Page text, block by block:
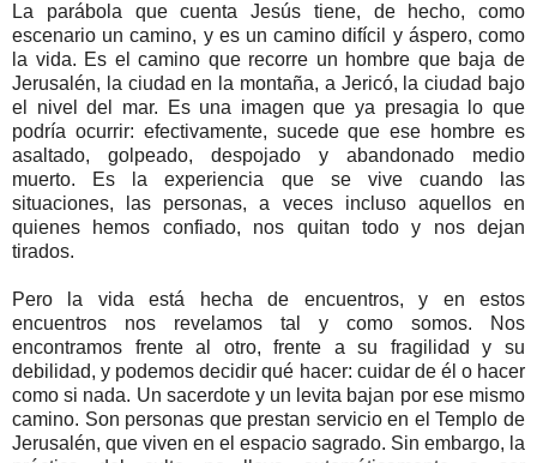
La parábola que cuenta Jesús tiene, de hecho, como
escenario un camino, y es un camino difícil y áspero, como
la vida. Es el camino que recorre un hombre que baja de
Jerusalén, la ciudad en la montaña, a Jericó, la ciudad bajo
el nivel del mar. Es una imagen que ya presagia lo que
podría ocurrir: efectivamente, sucede que ese hombre es
asaltado, golpeado, despojado y abandonado medio
muerto. Es la experiencia que se vive cuando las
situaciones, las personas, a veces incluso aquellos en
quienes hemos confiado, nos quitan todo y nos dejan
tirados.
Pero la vida está hecha de encuentros, y en estos
encuentros nos revelamos tal y como somos. Nos
encontramos frente al otro, frente a su fragilidad y su
debilidad, y podemos decidir qué hacer: cuidar de él o hacer
como si nada. Un sacerdote y un levita bajan por ese mismo
camino. Son personas que prestan servicio en el Templo de
Jerusalén, que viven en el espacio sagrado. Sin embargo, la